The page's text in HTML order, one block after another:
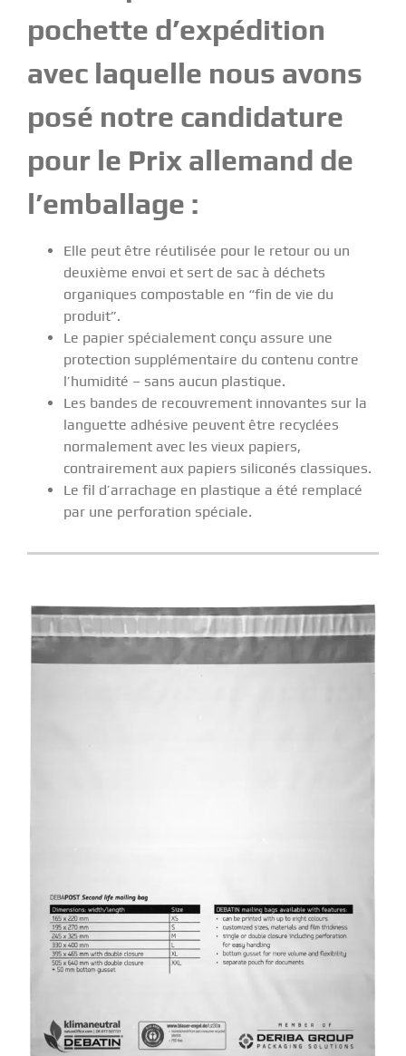
pochette d’expédition
avec laquelle nous avons
posé notre candidature
pour le Prix allemand de
l’emballage :
Elle peut être réutilisée pour le retour ou un
deuxième envoi et sert de sac à déchets
organiques compostable en “fin de vie du
produit”.
Le papier spécialement conçu assure une
protection supplémentaire du contenu contre
l’humidité – sans aucun plastique.
Les bandes de recouvrement innovantes sur la
languette adhésive peuvent être recyclées
normalement avec les vieux papiers,
contrairement aux papiers siliconés classiques.
Le fil d’arrachage en plastique a été remplacé
par une perforation spéciale.